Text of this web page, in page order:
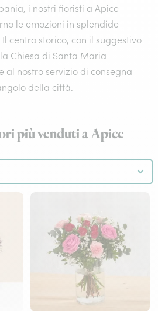
i nostri fioristi a Apice
le emozioni in splendide
centro storico, con il suggestivo
Chiesa di Santa Maria
al nostro servizio di consegna
della città.
più venduti a Apice